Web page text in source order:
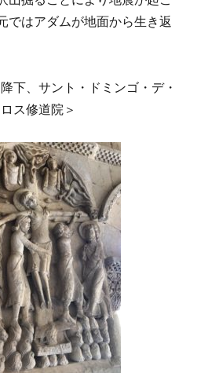
ではアダムが地面から生き返
下、サント・ドミンゴ・デ・
ス修道院＞